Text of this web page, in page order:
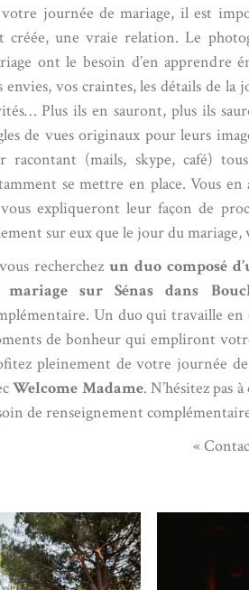
journée de mariage, il est
créée, une vraie relation. Le
ont le besoin d’en apprendre
envies, vos craintes, les détails de la
Plus ils en sauront, plus ils
de vues originaux pour leurs
racontant (mails, skype, café)
se mettre en place. Vous en
expliqueront leur façon de
sur eux que le jour du mariage,
recherchez un duo composé
mariage sur Sénas dans
Un duo qui travaille
de bonheur qui empliront
pleinement de votre journée
Welcome Madame. N’hésitez pas à
de renseignement
«